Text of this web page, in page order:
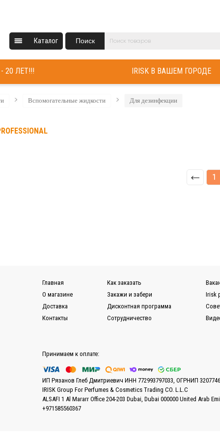
Каталог Поиск
- 20 ЛЕТ!!! IRISK В ВАШЕМ ГОРОДЕ
Вспомогательные жидкости Для дезинфекции
1
Главная
О магазине
Доставка
Контакты
Как заказать
Закажи и забери
Дисконтная программа
Сотрудничество
Irisk
Принимаем к оплате:
ИП Рязанов Глеб Дмитриевич ИНН 772993797033, ОГРНИП
IRISK Group For Perfumes & Cosmetics Trading CO. L.L.C
ALSAFI 1 Al Mararr Office 204-203 Dubai, Dubai 000000 United Arab
+971585560367